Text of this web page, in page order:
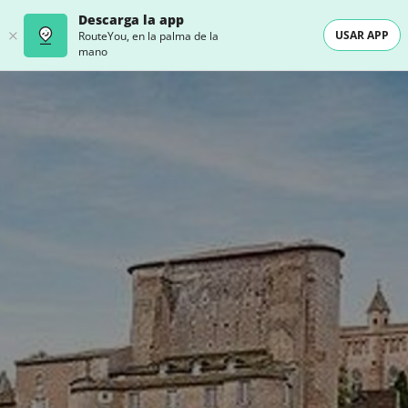
Descarga la app
RouteYou, en la palma de la
mano
USAR APP